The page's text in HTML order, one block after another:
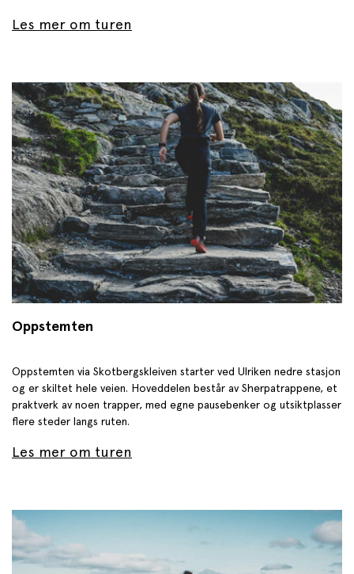
Les mer om turen
Oppstemten
Oppstemten via Skotbergskleiven starter ved Ulriken nedre stasjon
og er skiltet hele veien. Hoveddelen består av Sherpatrappene, et
praktverk av noen trapper, med egne pausebenker og utsiktplasser
flere steder langs ruten.
Les mer om turen